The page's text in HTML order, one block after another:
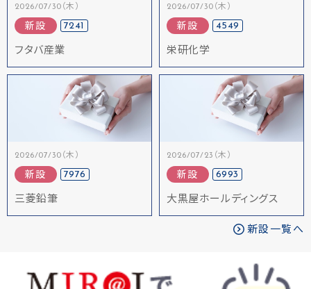
2026/07/30（木）
新設 7241
フタバ産業
2026/07/30（木）
新設 4549
栄研化学
2026/07/30（木）
新設 7976
三菱鉛筆
2026/07/23（木）
新設 6993
大黒屋ホールディングス
新設一覧へ